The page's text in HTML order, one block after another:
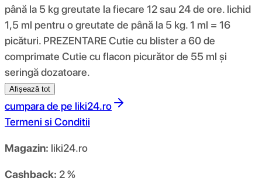
până la 5 kg greutate la fiecare 12 sau 24 de ore. lichid
1,5 ml pentru o greutate de până la 5 kg. 1 ml = 16
picături. PREZENTARE Cutie cu blister a 60 de
comprimate Cutie cu flacon picurător de 55 ml și
seringă dozatoare.
Afișează tot
cumpara de pe liki24.ro
Termeni si Conditii
Magazin: liki24.ro
Cashback: 2 %